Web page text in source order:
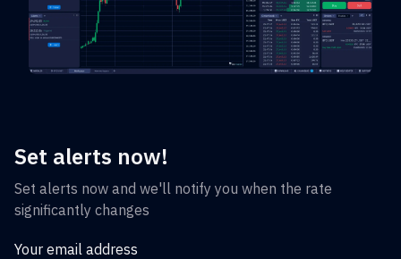
Set alerts now!
Set alerts now and we'll notify you when the rate
significantly changes
Your email address